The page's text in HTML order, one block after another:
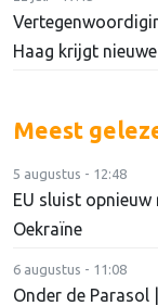
Haag krijgt
Meest
5 augustus - 12:48
EU sluist
Oekraïne
6 augustus - 11:08
Onder de Parasol